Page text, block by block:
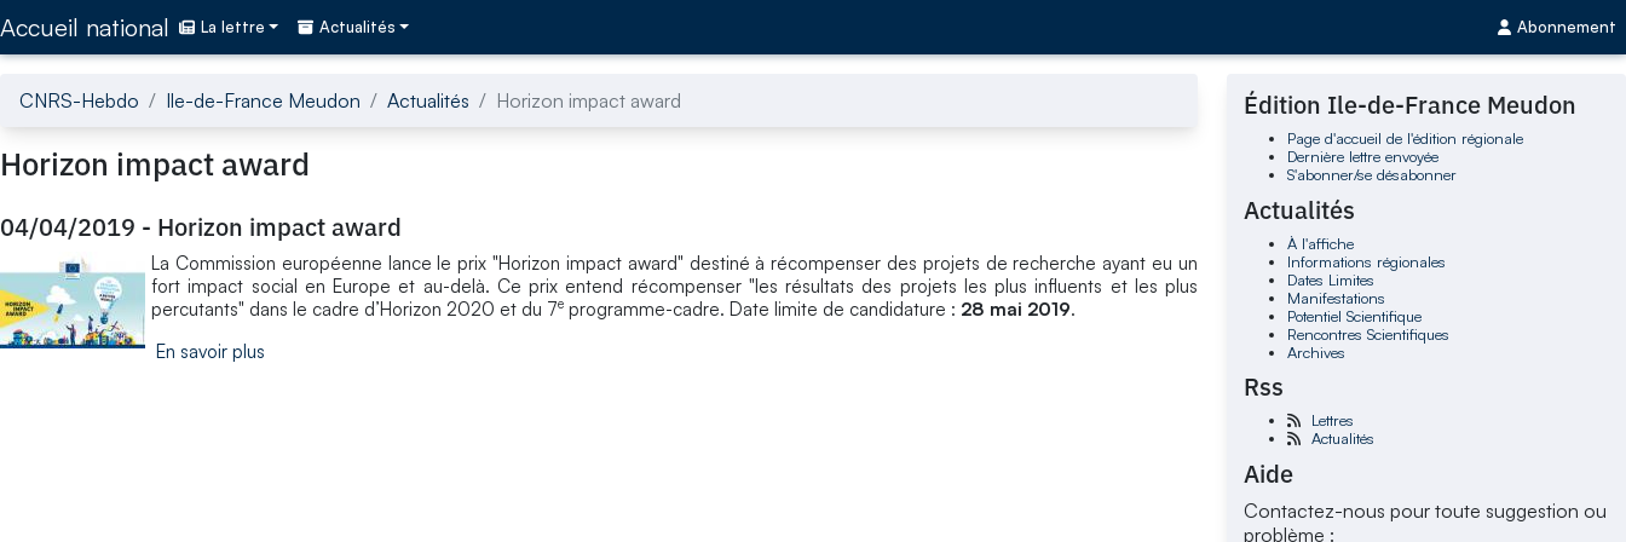
Accueil national La lettre Actualités Abonnement
CNRS-Hebdo Ile-de-France Meudon Actualités Horizon impact award
Horizon impact award
04/04/2019 - Horizon impact award
La Commission européenne lance le prix "Horizon impact award" destiné à récompenser des projets de recherche ayant eu un
fort impact social en Europe et au-delà. Ce prix entend récompenser "les résultats des projets les plus influents et les plus
percutants" dans le cadre d’Horizon 2020 et du 7e programme-cadre. Date limite de candidature : 28 mai 2019.
En savoir plus
Édition Ile-de-France Meudon
Page d'accueil de l'édition régionale
Dernière lettre envoyée
S'abonner/se désabonner
Actualités
À l'affiche
Informations régionales
Dates Limites
Manifestations
Potentiel Scientifique
Rencontres Scientifiques
Archives
Rss
Lettres
Actualités
Aide
Contactez-nous pour toute suggestion ou
problème :